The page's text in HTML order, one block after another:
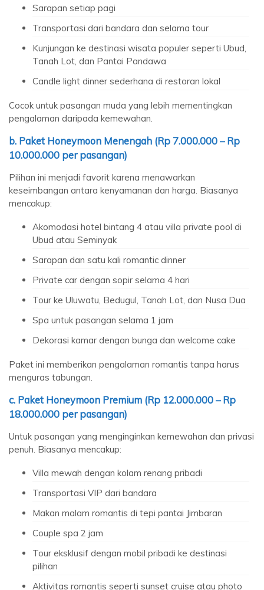
Sarapan setiap pagi
Transportasi dari bandara dan selama tour
Kunjungan ke destinasi wisata populer seperti Ubud,
Tanah Lot, dan Pantai Pandawa
Candle light dinner sederhana di restoran lokal
Cocok untuk pasangan muda yang lebih mementingkan
pengalaman daripada kemewahan.
b. Paket Honeymoon Menengah (Rp 7.000.000 – Rp
10.000.000 per pasangan)
Pilihan ini menjadi favorit karena menawarkan
keseimbangan antara kenyamanan dan harga. Biasanya
mencakup:
Akomodasi hotel bintang 4 atau villa private pool di
Ubud atau Seminyak
Sarapan dan satu kali romantic dinner
Private car dengan sopir selama 4 hari
Tour ke Uluwatu, Bedugul, Tanah Lot, dan Nusa Dua
Spa untuk pasangan selama 1 jam
Dekorasi kamar dengan bunga dan welcome cake
Paket ini memberikan pengalaman romantis tanpa harus
menguras tabungan.
c. Paket Honeymoon Premium (Rp 12.000.000 – Rp
18.000.000 per pasangan)
Untuk pasangan yang menginginkan kemewahan dan privasi
penuh. Biasanya mencakup:
Villa mewah dengan kolam renang pribadi
Transportasi VIP dari bandara
Makan malam romantis di tepi pantai Jimbaran
Couple spa 2 jam
Tour eksklusif dengan mobil pribadi ke destinasi
pilihan
Aktivitas romantis seperti sunset cruise atau photo